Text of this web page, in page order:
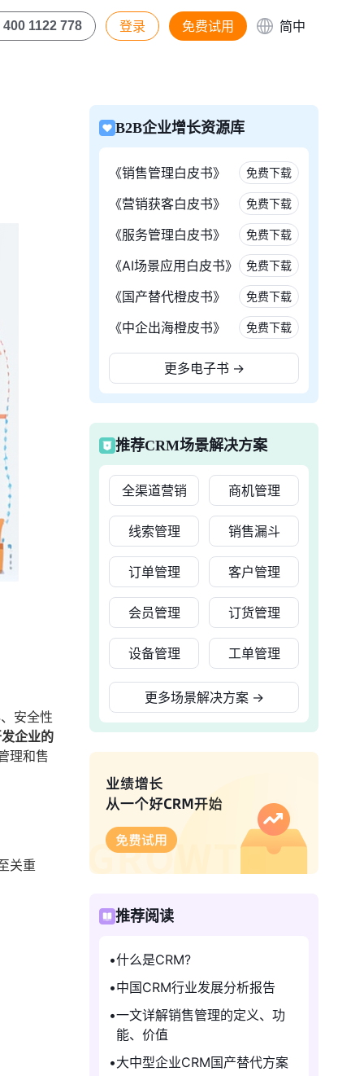
400 1122 778 登录 免费试用 简中
安全性
企业的
理和售
关重
B2B企业增长资源库
《销售管理白皮书》 免费下载
《营销获客白皮书》 免费下载
《服务管理白皮书》 免费下载
《AI场景应用白皮书》 免费下载
《国产替代橙皮书》 免费下载
《中企出海橙皮书》 免费下载
更多电子书 →
推荐CRM场景解决方案
全渠道营销 商机管理
线索管理 销售漏斗
订单管理 客户管理
会员管理 订货管理
设备管理 工单管理
更多场景解决方案 →
推荐阅读
什么是CRM?
中国CRM行业发展分析报告
一文详解销售管理的定义、功
能、价值
大中型企业CRM国产替代方案